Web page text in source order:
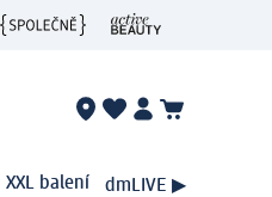
XXL balení dmLIVE ▶